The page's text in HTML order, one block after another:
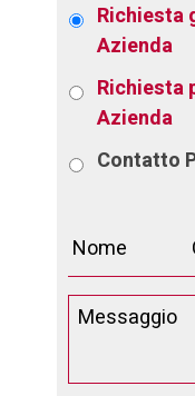
Richiesta
Azienda
Richiesta
Azienda
Contatto